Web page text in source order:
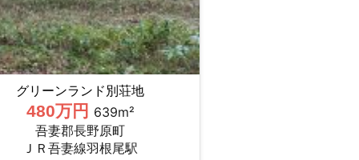
グリーンランド別荘地
480万円 639m²
吾妻郡長野原町
ＪＲ吾妻線羽根尾駅